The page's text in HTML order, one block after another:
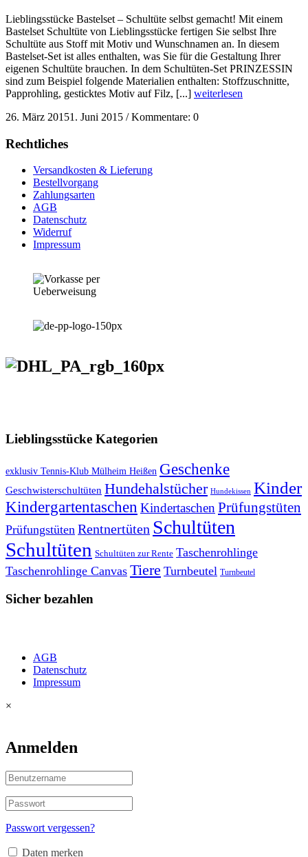
Lieblingsstücke Bastelset – Schultüte selbst gemacht! Mit einem
Bastelset Schultüte von Lieblingsstücke fertigen Sie selbst Ihre
Schultüte aus Stoff mit Motiv und Wunschnamen an. In diesem
Bastelset-Set ist alles enthalten, was Sie für die Gestaltung Ihrer
eigenen Schultüte brauchen. In dem Schultüten-Set PRINZESSIN
sind zum Beispiel folgende Materialien enthalten: Stoffzuschnitte,
Papprohling, gesticktes Motiv auf Filz, [...] weiterlesen
26. März 20151. Juni 2015 /Kommentare: 0
Rechtliches
Versandkosten & Lieferung
Bestellvorgang
Zahlungsarten
AGB
Datenschutz
Widerruf
Impressum
Lieblingsstücke Kategorien
exklusiv Tennis-Klub Mülheim Heißen Geschenke
Geschwisterschultüten Hundehalstücher Hundekissen Kinder
Kindergartentaschen Kindertaschen Prüfungstüten
Prüfungstüten Rentnertüten Schultüten
Schultüten Schultüten zur Rente Taschenrohlinge
Taschenrohlinge Canvas Tiere Turnbeutel Turnbeutel
Sicher bezahlen
AGB
Datenschutz
Impressum
×
Anmelden
Passwort vergessen?
Daten merken